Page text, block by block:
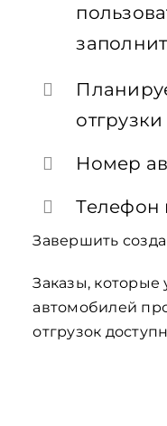
отгрузки
Номер
Телефон
Завершить
Заказы,
автомобилей
отгрузок